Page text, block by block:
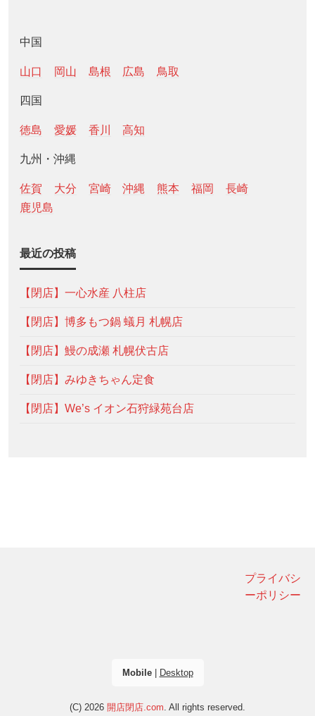
中国
山口 岡山 島根 広島 鳥取
四国
徳島 愛媛 香川 高知
九州・沖縄
佐賀 大分 宮崎 沖縄 熊本 福岡
長崎
鹿児島
最近の投稿
【閉店】一心水産 八柱店
【閉店】博多もつ鍋 蟻月 札幌店
【閉店】鰻の成瀬 札幌伏古店
【閉店】みゆきちゃん定食
【閉店】We’s イオン石狩緑苑台店
プライバシ
ーポリシー
Mobile| Desktop
(C) 2026 開店閉店.com. All rights reserved.